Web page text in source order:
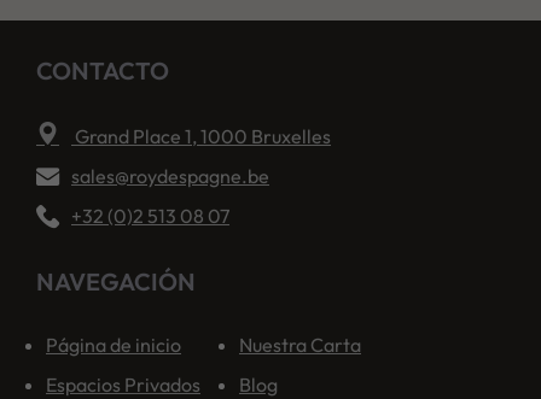
CONTACTO
Grand Place 1, 1000 Bruxelles
sales@roydespagne.be
+32 (0)2 513 08 07
NAVEGACIÓN
Página de inicio
Espacios Privados
Nuestra Carta
Blog